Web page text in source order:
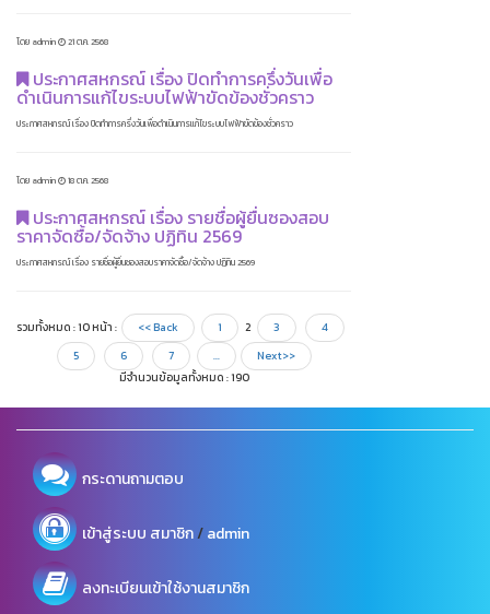
โดย admin 21 ต.ค. 2568
ประกาศสหกรณ์ เรื่อง ปิดทำการครึ่งวันเพื่อ
ดำเนินการแก้ไขระบบไฟฟ้าขัดข้องชั่วคราว
ประกาศสหกรณ์ เรื่อง ปิดทำการครึ่งวันเพื่อดำเนินการแก้ไขระบบไฟฟ้าขัดข้องชั่วคราว
โดย admin 18 ต.ค. 2568
ประกาศสหกรณ์ เรื่อง รายชื่อผู้ยื่นซองสอบ
ราคาจัดซื้อ/จัดจ้าง ปฏิทิน 2569
ประกาศสหกรณ์ เรื่อง รายชื่อผู้ยื่นซองสอบราคาจัดซื้อ/จัดจ้าง ปฏิทิน 2569
รวมทั้งหมด : 10 หน้า : << Back 1 2 3
4
5
6 7 ...
Next>>
มีจำนวนข้อมูลทั้งหมด : 190
กระดานถามตอบ
เข้าสู่ระบบ สมาชิก/admin
ลงทะเบียนเข้าใช้งานสมาชิก